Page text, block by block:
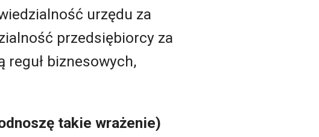
urzędu za
przedsiębiorcy za
reguł biznesowych,
takie wrażenie)